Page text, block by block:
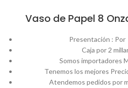
Vaso de Papel 8
Presentación : Por
Caja por 2
Somos importadores
Tenemos los mejores
Atendemos pedidos por